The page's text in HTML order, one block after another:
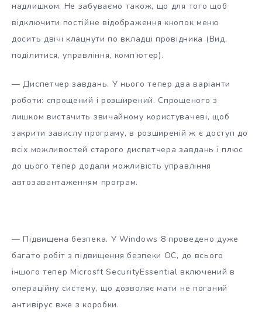
надлишком. Не забуваємо також, що для того щоб
відключити постійне відображення кнопок меню
досить двічі клацнути по вкладці провідника (Вид,
поділитися, управління, комп’ютер).
— Диспетчер завдань. У нього тепер два варіанти
роботи: спрощений і розширений. Спрощеного з
лишком вистачить звичайному користувачеві, щоб
закрити завислу програму, в розширеній ж є доступ до
всіх можливостей старого диспетчера завдань і плюс
до цього тепер додали можливість управління
автозавантаженням програм.
— Підвищена безпека. У Windows 8 проведено дуже
багато робіт з підвищення безпеки ОС, до всього
іншого тепер Microsft SecurityEssential включений в
операційну систему, що дозволяє мати не поганий
антивірус вже з коробки.